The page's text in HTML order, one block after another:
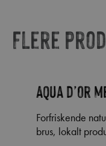
Flere
Aqua d’Or
Forfriskende naturligt mineralvand tilsat
brus, lokalt